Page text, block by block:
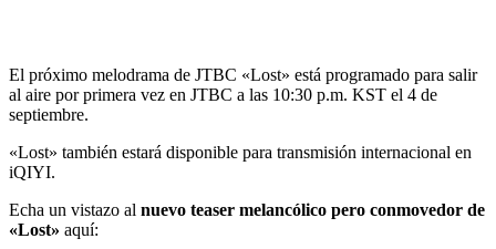
El próximo melodrama de JTBC «Lost» está programado para salir
al aire por primera vez en JTBC a las 10:30 p.m. KST el 4 de
septiembre.
«Lost» también estará disponible para transmisión internacional en
iQIYI.
Echa un vistazo al nuevo teaser melancólico pero conmovedor de
«Lost» aquí: